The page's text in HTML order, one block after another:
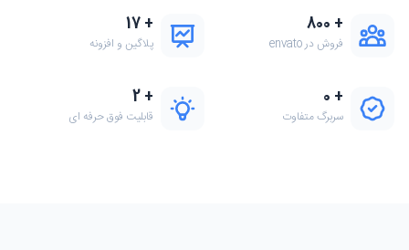
+
800
فروش در envato
+
17
پلاگین و افزونه
+
0
سربرگ متفاوت
+
2
قابلیت فوق حرفه ای